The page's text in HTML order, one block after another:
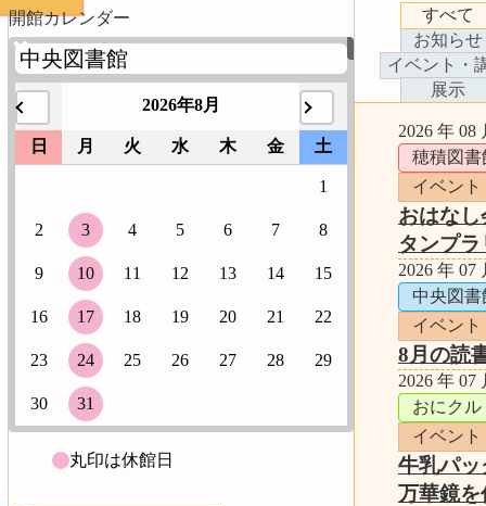
開館カレンダー
2026年8月
日 月 火 水 木 金 土
1
2 3 4 5 6 7 8
9 10 11 12 13 14 15
16 17 18 19 20 21 22
23 24 25 26 27 28 29
30 31
丸印は休館日
すべて
お知らせ
イベント・
展示
2026 年 08
穂積図書
イベント
おはなし
タンプラ
2026 年 07
中央図書
イベント
8月の読
2026 年 07
おにクル
イベント
牛乳パッ
万華鏡を